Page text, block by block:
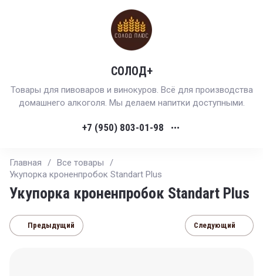
СОЛОД+
Товары для пивоваров и винокуров. Всё для производства
домашнего алкоголя. Мы делаем напитки доступными.
+7 (950) 803-01-98 •••
Главная / Все товары
/
Укупорка кроненпробок Standart Plus
Укупорка кроненпробок Standart Plus
Предыдущий Следующий